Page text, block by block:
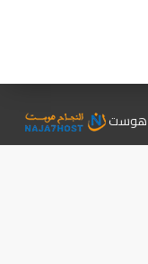
هوست